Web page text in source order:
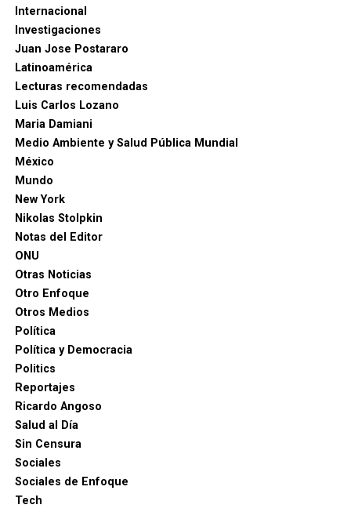
Internacional
Investigaciones
Juan Jose Postararo
Latinoamérica
Lecturas recomendadas
Luis Carlos Lozano
Maria Damiani
Medio Ambiente y Salud Pública Mundial
México
Mundo
New York
Nikolas Stolpkin
Notas del Editor
ONU
Otras Noticias
Otro Enfoque
Otros Medios
Política
Política y Democracia
Politics
Reportajes
Ricardo Angoso
Salud al Día
Sin Censura
Sociales
Sociales de Enfoque
Tech